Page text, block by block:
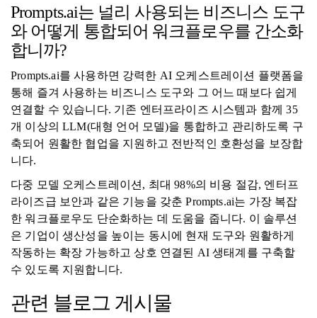
Prompts.ai는 널리 사용되는 비즈니스 도구
와 어떻게 통합되어 워크플로우를 간소화
합니까?
Prompts.ai를 사용하면 강력한 AI 오케스트레이션 플랫폼을
통해 즐겨 사용하는 비즈니스 도구와 그 어느 때보다 쉽게 ​​
연결할 수 있습니다. 기존 엔터프라이즈 시스템과 함께 35
개 이상의 LLM(대형 언어 모델)을 통합하고 관리하도록 구
축되어 원활한 협업을 지원하고 전반적인 호환성을 보장합
니다.
다중 모델 오케스트레이션, 최대 98%의 비용 절감, 엔터프
라이즈급 보안과 같은 기능을 갖춘 Prompts.ai는 가장 복잡
한 워크플로우도 단순화하는 데 도움을 줍니다. 이 솔루션
은 기업이 생산성을 높이는 동시에 현재 도구와 원활하게
작동하는 확장 가능하고 상호 연결된 AI 생태계를 구축할
수 있도록 지원합니다.
관련 블로그 게시물